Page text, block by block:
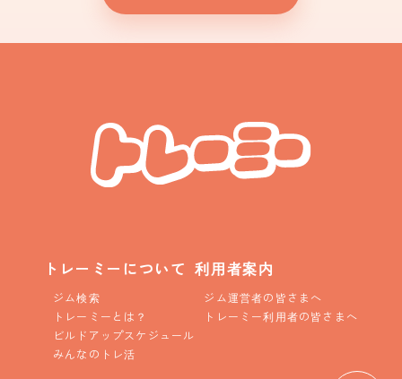
トレーミーについて
ジム検索
トレーミーとは？
ビルドアップスケジュール
みんなのトレ活
利用者案内
ジム運営者の皆さまへ
トレーミー利用者の皆さまへ